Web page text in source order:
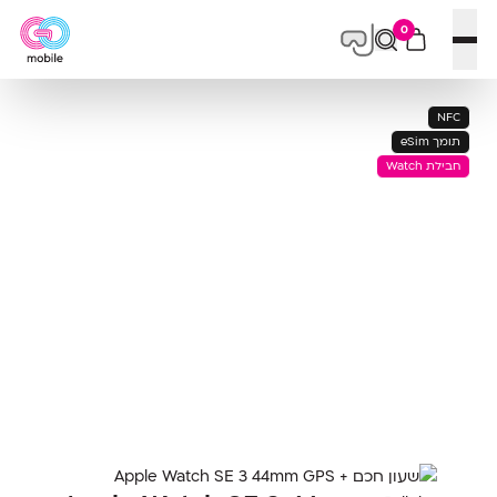
פתח תפריט
0
NFC
תומך eSim
חבילת Watch